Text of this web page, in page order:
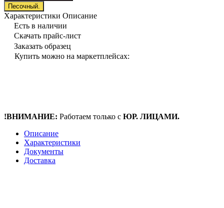
Песочный.
Характеристики Описание
Есть в наличии
Скачать прайс-лист
Заказать образец
Купить можно на маркетплейсах:
!ВНИМАНИЕ: Работаем только с ЮР. ЛИЦАМИ.
Описание
Характеристики
Документы
Доставка